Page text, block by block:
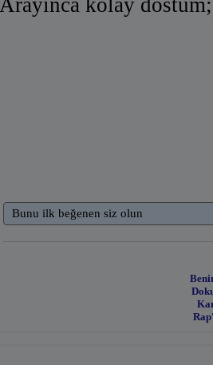
Bunu ilk beğenen siz olun